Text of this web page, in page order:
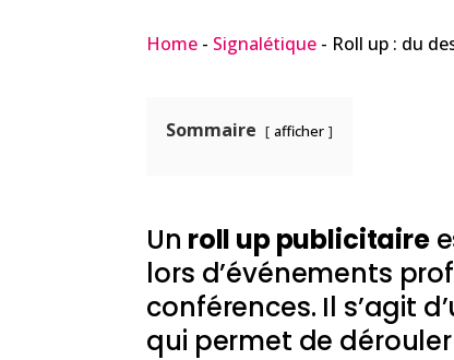
Home - Signalétique - Roll up : du
Sommaire afficher
Un roll up publicitaire
lors d’événements
conférences. Il s’agit
qui permet de